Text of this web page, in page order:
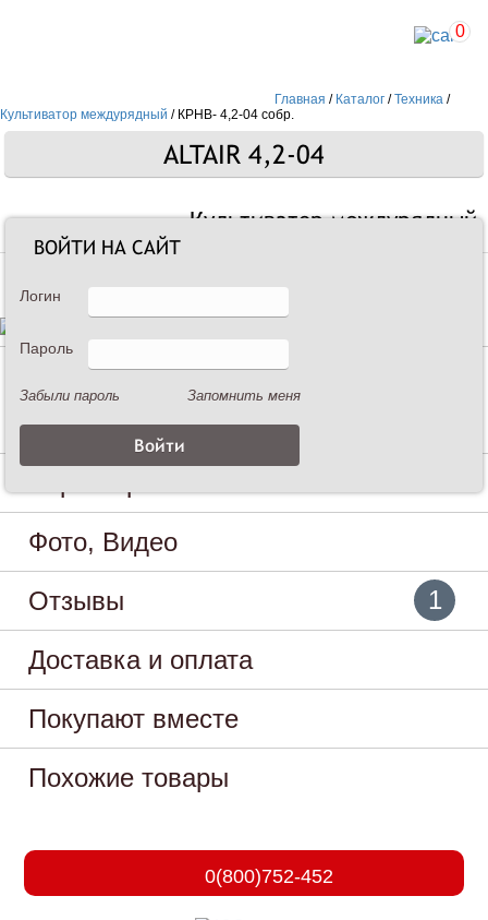
0
Главная / Каталог /Техника /
Культиватор междурядный / КРНВ- 4,2-04 собр.
ALTAIR 4,2-04
Культиватор междурядный
Описание
Фото, Видео
Отзывы
1
Доставка и оплата
Покупают вместе
Похожие товары
0(800)752-452
ВОЙТИ НА САЙТ
Логин
Пароль
Забыли пароль Запомнить меня